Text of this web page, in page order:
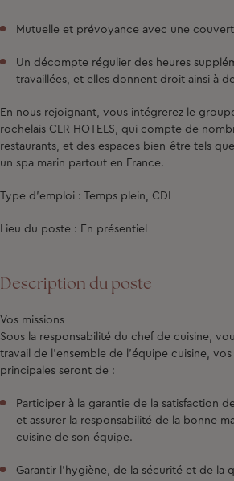
Mutuelle et prévoyance avec une
Un décompte régulier des heures
travaillées, et elles donnent droit ainsi à
En nous rejoignant, vous intégrerez le
rochelais CLR HOTELS, qui compte de
restaurants, et des espaces bien-être tels
un spa marin partout en France.
Type d'emploi : Temps plein, CDI
Lieu du poste : En présentiel
Description du poste
Vos missions
Sous la responsabilité du chef de cuisine,
travail de l'ensemble de l'équipe cuisine, vos
principales seront de :
Participer à la garantie de la satisfaction
et assurer la responsabilité de la bonne
cuisine de son équipe.
Garantir l'hygiène, de la sécurité et de la